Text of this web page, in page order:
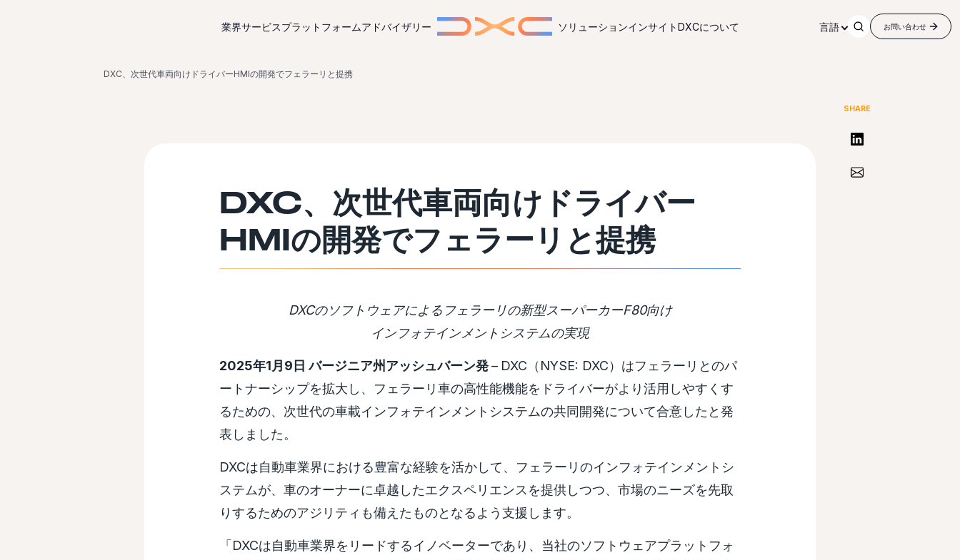
業界サービスプラットフォームアドバイザリー ソリューションインサイトDXCについて 言語 お問い合わせ
DXC、次世代車両向けドライバーHMIの開発でフェラーリと提携
SHARE
リンクトインで共有する
Share via Email
DXC、次世代車両向けドライバー
HMIの開発でフェラーリと提携
DXCのソフトウェアによるフェラーリの新型スーパーカーF80向け
インフォテインメントシステムの実現
2025年1月9日 バージニア州アッシュバーン発– DXC（NYSE: DXC）はフェラーリとのパ
ートナーシップを拡大し、フェラーリ車の高性能機能をドライバーがより活用しやすくす
るための、次世代の車載インフォテインメントシステムの共同開発について合意したと発
表しました。
DXCは自動車業界における豊富な経験を活かして、フェラーリのインフォテインメントシ
ステムが、車のオーナーに卓越したエクスペリエンスを提供しつつ、市場のニーズを先取
りするためのアジリティも備えたものとなるよう支援します。
「DXCは自動車業界をリードするイノベーターであり、当社のソフトウェアプラットフォ